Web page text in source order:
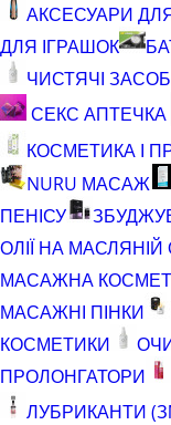
АКСЕСУАРИ
ДЛЯ ІГРАШОК
ЧИСТЯЧІ
СЕКС АПТЕЧКА
КОСМЕТИКА І
NURU МАСАЖ
ПЕНІСУ
ОЛІЇ НА МАСЛЯНІЙ
МАСАЖНА
МАСАЖНІ ПІНКИ
КОСМЕТИКИ
ПРОЛОНГАТОРИ
ЛУБРИКАНТИ